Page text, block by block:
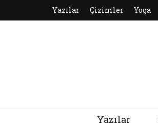
Yazılar Çizimler Yoga
Yazılar